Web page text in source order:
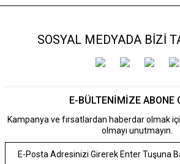
SOSYAL MEDYADA BİZİ
E-BÜLTENİMİZE ABONE
Kampanya ve fırsatlardan haberdar olmak
olmayı unutmayın.